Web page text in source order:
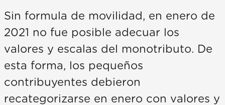
Sin formula de movilidad, en enero de
2021 no fue posible adecuar los
valores y escalas del monotributo. De
esta forma, los pequeños
contribuyentes debieron
recategorizarse en enero con valores y